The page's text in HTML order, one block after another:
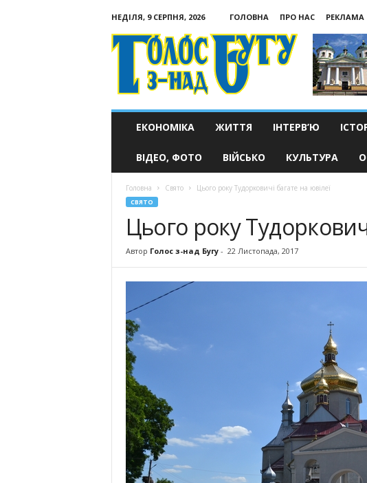
НЕДІЛЯ, 9 СЕРПНЯ, 2026 ГОЛОВНА ПРО НАС
РЕКЛАМА
Голос
з-
ЕКОНОМІКА ЖИТТЯ ІНТЕРВ’Ю
ВІДЕО, ФОТО ВІЙСЬКО КУЛЬТУРА
Головна Свято Цього року Тудорковичі багате на ювілеї
СВЯТО
Цього року
Автор Голос з-над Бугу- 22 Листопада, 2017